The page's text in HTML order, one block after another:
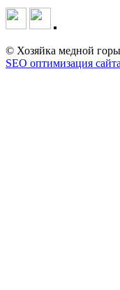
© Хозяйка медной
SEO оптимизация сайта